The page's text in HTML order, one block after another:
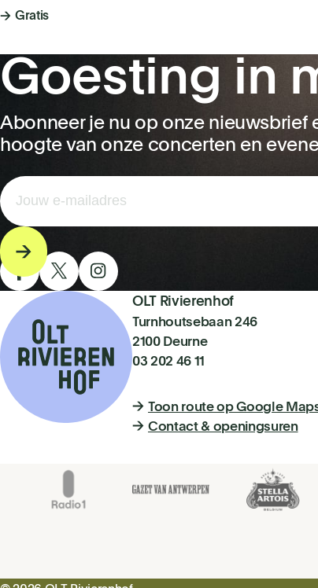
Gratis
Goesting in
Abonneer je nu op onze nieuwsbrief
hoogte van onze concerten en
OLT Rivierenhof
Turnhoutsebaan 246
2100 Deurne
03 202 46 11
Toon route op Google
Contact & openingsuren